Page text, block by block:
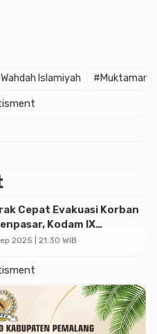
Islamiyah #Muktamar
Cepat Evakuasi Korban
Kodam IX
Ratusan Prajurit
2025 | 21:30 WIB